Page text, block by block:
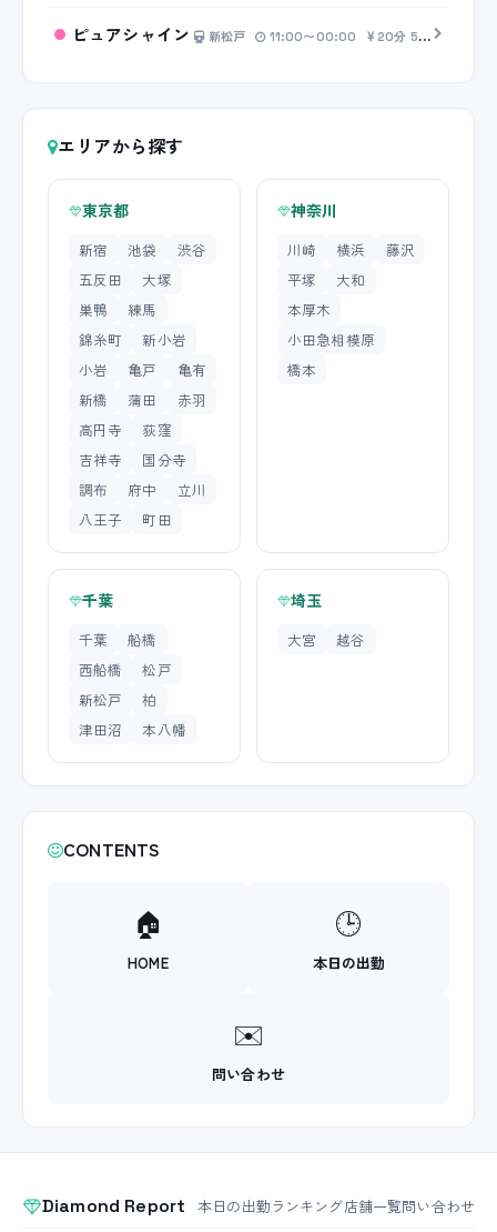
ピュアシャイン 新松戸 11:00〜00:00 20分 5,000円〜
エリアから探す
東京都
新宿 池袋
渋谷
五反田
大塚
巣鴨
練馬
錦糸町
新小岩
小岩
亀戸
亀有
新橋
蒲田
赤羽
高円寺
荻窪
吉祥寺
国分寺
調布
府中
立川
八王子
町田
神奈川
川崎 横浜
藤沢
平塚
大和
本厚木
小田急相模原
橋本
千葉
千葉
船橋
西船橋
松戸
新松戸
柏
津田沼
本八幡
埼玉
大宮 越谷
CONTENTS
🏠
HOME
🕒
本日の出勤
✉️
問い合わせ
Diamond Report 本日の出勤ランキング店舗一覧問い合わせ